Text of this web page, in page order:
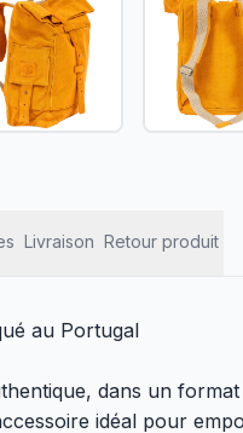
Livraison Retour produit
au Portugal
dans un
idéal pour